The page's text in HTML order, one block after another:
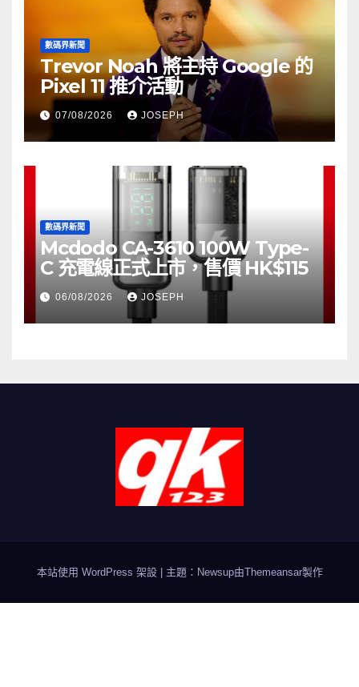
數碼界新聞
Trevor Noah 將主持 Google 的
Pixel 11 推介活動
07/08/2026 JOSEPH
數碼界新聞
Mcdodo CA-3610 100W Type-
C 充電線正式上市，售價 HK$115
06/08/2026 JOSEPH
本站使用 WordPress 架設 主題：Newsup由Themeansar製作